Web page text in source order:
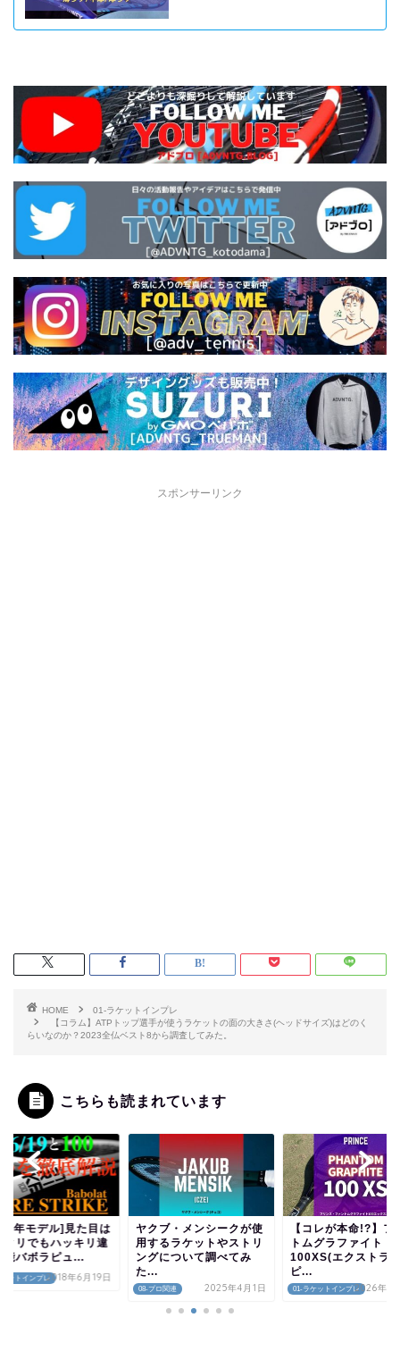
スポンサーリンク
HOME
01-ラケットインプレ
【コラム】ATPトップ選手が使うラケットの面の大きさ(ヘッドサイズ)はどのく
らいなのか？2023全仏ベスト8から調査してみた。
こちらも読まれています
ットインプレ
年モデル]見た目は
クリでもハッキリ違
能バボラピュ...
2018年6月19日
08-プロ関連
ヤクブ・メンシークが使
用するラケットやストリ
ングについて調べてみ
た...
2025年4月1日 01-ラケットインプレ
【コレが本命!?】フ
トムグラファイト
100XS(エクストラ
ピ...
2026年1